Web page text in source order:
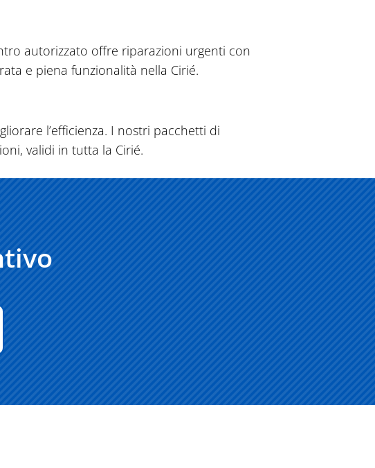
autorizzato offre riparazioni urgenti con
e piena funzionalità nella Cirié.
l’efficienza. I nostri pacchetti di
validi in tutta la Cirié.